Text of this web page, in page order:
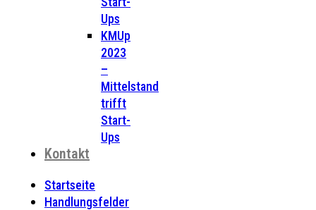
Ups
KMUp
2023
–
Mittelstand
trifft
Start-
Ups
Kontakt
Startseite
Handlungsfelder